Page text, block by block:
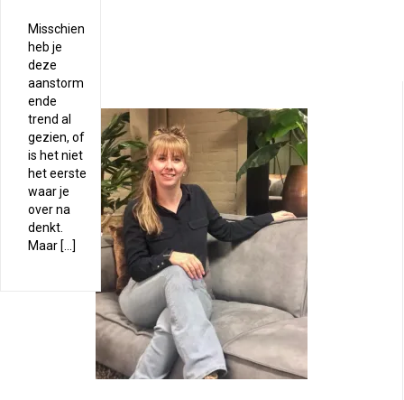
Misschien
heb je
deze
aanstorm
ende
trend al
gezien, of
is het niet
het eerste
waar je
over na
denkt.
Maar […]